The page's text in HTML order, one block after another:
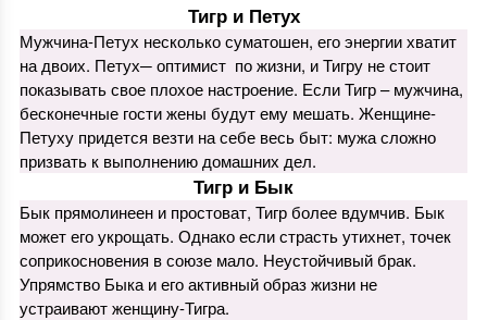
Тигр и Петух
Мужчина-Петух несколько суматошен, его энергии хватит
на двоих. Петух─ оптимист по жизни, и Тигру не стоит
показывать свое плохое настроение. Если Тигр – мужчина,
бесконечные гости жены будут ему мешать. Женщине-
Петуху придется везти на себе весь быт: мужа сложно
призвать к выполнению домашних дел.
Тигр и Бык
Бык прямолинеен и простоват, Тигр более вдумчив. Бык
может его укрощать. Однако если страсть утихнет, точек
соприкосновения в союзе мало. Неустойчивый брак.
Упрямство Быка и его активный образ жизни не
устраивают женщину-Тигра.